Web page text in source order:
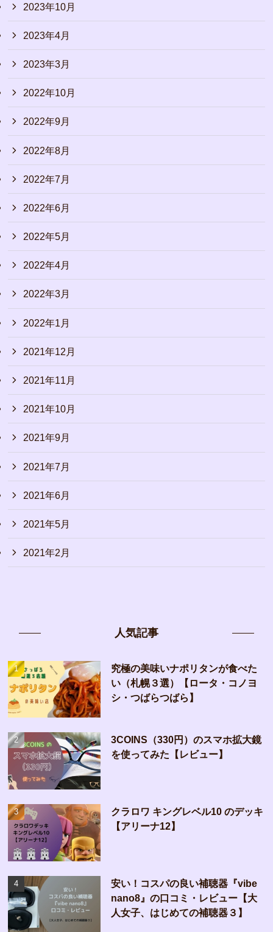
2023年10月
2023年4月
2023年3月
2022年10月
2022年9月
2022年8月
2022年7月
2022年6月
2022年5月
2022年4月
2022年3月
2022年1月
2021年12月
2021年11月
2021年10月
2021年9月
2021年7月
2021年6月
2021年5月
2021年2月
人気記事
究極の美味いナポリタンが食べた
い（札幌３選）【ロータ・コノヨ
シ・つばらつばら】
3COINS（330円）のスマホ拡大鏡
を使ってみた【レビュー】
クラロワ キングレベル10 のデッキ
【アリーナ12】
安い！コスパの良い補聴器『vibe
nano8』の口コミ・レビュー【大
人女子、はじめての補聴器３】